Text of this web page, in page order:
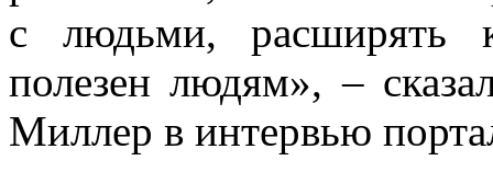
с людьми, расширять
полезен людям», –
Миллер в интервью